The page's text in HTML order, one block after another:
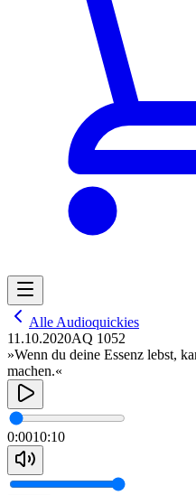
Alle Audioquickies
11.10.2020AQ 1052
»Wenn du deine Essenz lebst,
machen.«
0:0010:10